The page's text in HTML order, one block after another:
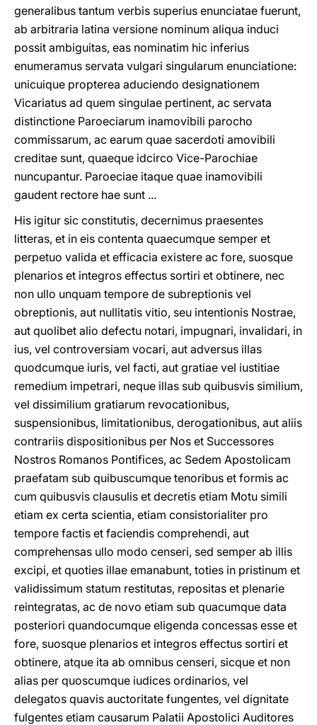
His igitur sic constitutis, decernimus praesentes
litteras, et in eis contenta quaecumque semper et
perpetuo valida et efficacia existere ac fore, suosque
plenarios et integros effectus sortiri et obtinere, nec
non ullo unquam tempore de subreptionis vel
obreptionis, aut nullitatis vitio, seu intentionis Nostrae,
aut quolibet alio defectu notari, impugnari, invalidari, in
ius, vel controversiam vocari, aut adversus illas
quodcumque iuris, vel facti, aut gratiae vel iustitiae
remedium impetrari, neque illas sub quibusvis similium,
vel dissimilium gratiarum revocationibus,
suspensionibus, limitationibus, derogationibus, aut aliis
contrariis dispositionibus per Nos et Successores
Nostros Romanos Pontifices, ac Sedem Apostolicam
praefatam sub quibuscumque tenoribus et formis ac
cum quibusvis clausulis et decretis etiam Motu simili
etiam ex certa scientia, etiam consistorialiter pro
tempore factis et faciendis comprehendi, aut
comprehensas ullo modo censeri, sed semper ab illis
excipi, et quoties illae emanabunt, toties in pristinum et
validissimum statum restitutas, repositas et plenarie
reintegratas, ac de novo etiam sub quacumque data
posteriori quandocumque eligenda concessas esse et
fore, suosque plenarios et integros effectus sortiri et
obtinere, atque ita ab omnibus censeri, sicque et non
alias per quoscumque iudices ordinarios, vel
delegatos quavis auctoritate fungentes, vel dignitate
fulgentes etiam causarum Palatii Apostolici Auditores